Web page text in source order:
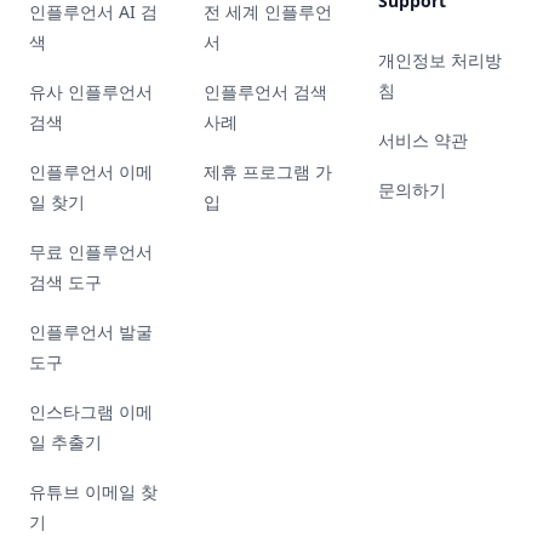
인플루언서 AI 검
색
유사 인플루언서
검색
인플루언서 이메
일 찾기
무료 인플루언서
검색 도구
인플루언서 발굴
도구
인스타그램 이메
일 추출기
유튜브 이메일 찾
기
전 세계 인플루언
서
인플루언서 검색
사례
제휴 프로그램 가
입
개인정보 처리방
침
서비스 약관
문의하기